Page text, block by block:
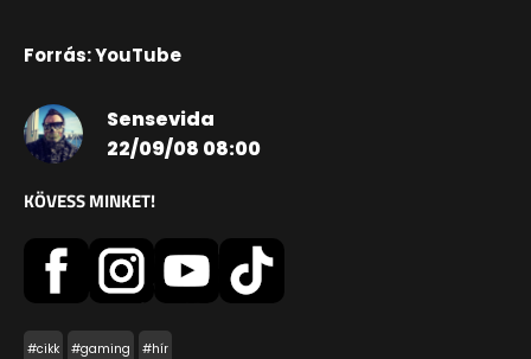
Forrás: YouTube
Sensevida
22/09/08 08:00
KÖVESS MINKET!
#cikk #gaming #hír